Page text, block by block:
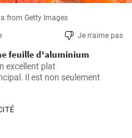
from Getty Images
Je n'aime pas
feuille d'aluminium
excellent plat
Il est non seulement